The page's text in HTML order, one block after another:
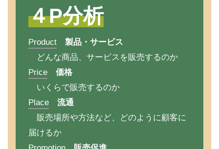
４P分析
Product
製品・サービス
どんな商品、サービスを販売するのか
Price
価格
いくらで販売するのか
Place
流通
販売場所や方法など、どのように顧客に
届けるか